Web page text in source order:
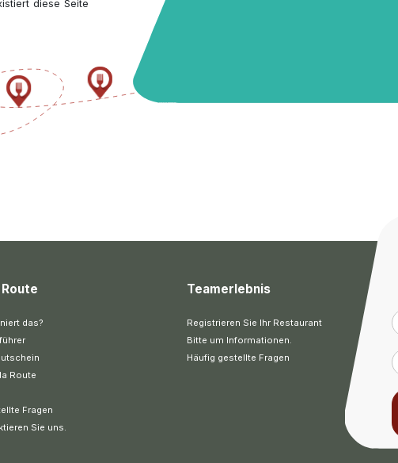
diese Seite
das?
Route
Fragen
Sie uns.
Teamerlebnis
Registrieren Sie Ihr Restaurant
Bitte um Informationen.
Häufig gestellte Fragen